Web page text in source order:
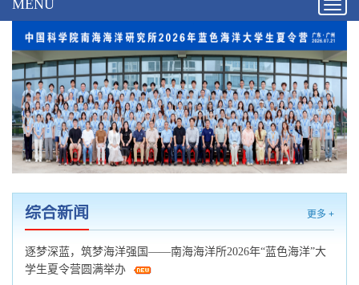
MENU
综合新闻 更多 +
逐梦深蓝，筑梦海洋强国——南海海洋所2026年“蓝色海洋”大
学生夏令营圆满举办